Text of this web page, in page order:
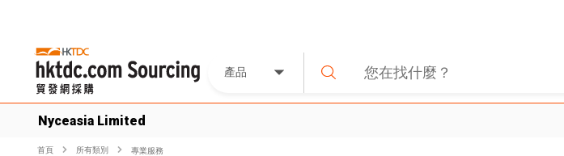
產品
Nyceasia Limited
首頁 所有類別
專業服務